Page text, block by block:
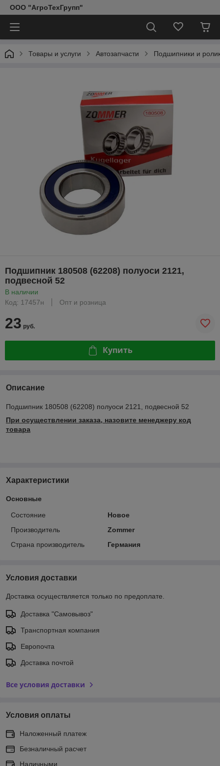
ООО "АгроТехГрупп"
Товары и услуги Автозапчасти Подшипники и
Подшипник 180508 (62208) полуоси 2121,
подвесной 52
В наличии
Код: 17457н
Опт и розница
23 руб.
Купить
Описание
Подшипник 180508 (62208) полуоси 2121, подвесной 52
При осуществлении заказа, назовите менеджеру код
товара
Характеристики
Основные
Состояние
Новое
Производитель
Zommer
Страна производитель
Германия
Условия доставки
Доставка осуществляется только по предоплате.
Доставка "Самовывоз"
Транспортная компания
Европочта
Доставка почтой
Все условия доставки
Условия оплаты
Наложенный платеж
Безналичный расчет
Наличными